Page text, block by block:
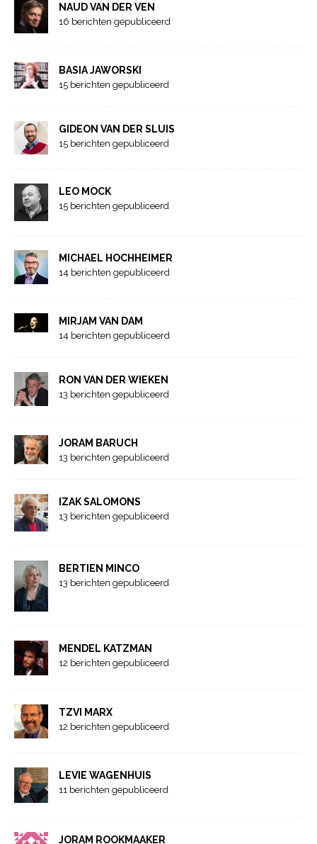
NAUD VAN DER VEN
16 berichten gepubliceerd
BASIA JAWORSKI
15 berichten gepubliceerd
GIDEON VAN DER SLUIS
15 berichten gepubliceerd
LEO MOCK
15 berichten gepubliceerd
MICHAEL HOCHHEIMER
14 berichten gepubliceerd
MIRJAM VAN DAM
14 berichten gepubliceerd
RON VAN DER WIEKEN
13 berichten gepubliceerd
JORAM BARUCH
13 berichten gepubliceerd
IZAK SALOMONS
13 berichten gepubliceerd
BERTIEN MINCO
13 berichten gepubliceerd
MENDEL KATZMAN
12 berichten gepubliceerd
TZVI MARX
12 berichten gepubliceerd
LEVIE WAGENHUIS
11 berichten gepubliceerd
JORAM ROOKMAAKER